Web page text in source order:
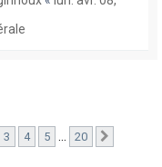
20
3 4 5 … 20